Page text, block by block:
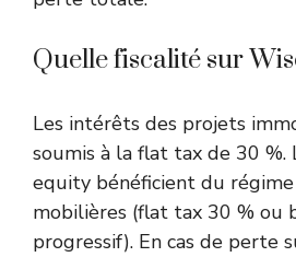
Quelle fiscalité sur
Les intérêts des projets
soumis à la flat tax de 30 %.
equity bénéficient du
mobilières (flat tax 30 % ou
progressif). En cas de perte